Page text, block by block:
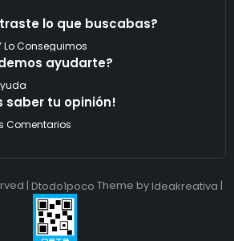
lo que buscabas?
Lo Conseguimos
ayudarte?
saber tu opinión!
Comentarios
| Dtodo1poco Theme by Ideakreativa |